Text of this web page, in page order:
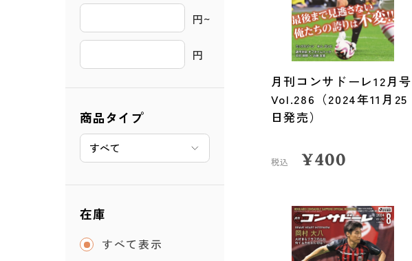
円~
円
商品タイプ
在庫
すべて表示
月刊コンサドーレ12月号
Vol.286（2024年11月25
日発売）
税込 ¥400